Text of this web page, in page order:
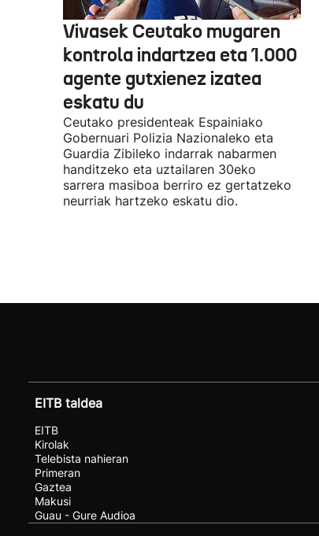
Vivasek Ceutako mugaren
kontrola indartzea eta 1.000
agente gutxienez izatea
eskatu du
Ceutako presidenteak Espainiako
Gobernuari Polizia Nazionaleko eta
Guardia Zibileko indarrak nabarmen
handitzeko eta uztailaren 30eko
sarrera masiboa berriro ez gertatzeko
neurriak hartzeko eskatu dio.
EITB taldea
EITB
Kirolak
Telebista nahieran
Primeran
Gaztea
Makusi
Guau - Gure Audioa